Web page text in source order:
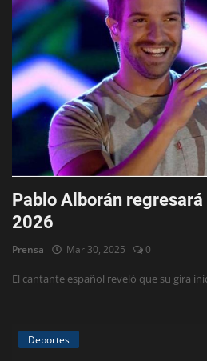
Pablo Alborán
2026
Prensa Mar 30, 2025 0
El cantante español reveló que su gira
Deportes